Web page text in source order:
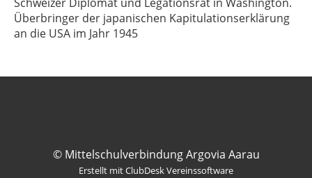
Überbringer der japanischen Kapitulationserklärung
an die USA im Jahr 1945
© Mittelschulverbindung Argovia Aarau
Erstellt mit ClubDesk Vereinssoftware